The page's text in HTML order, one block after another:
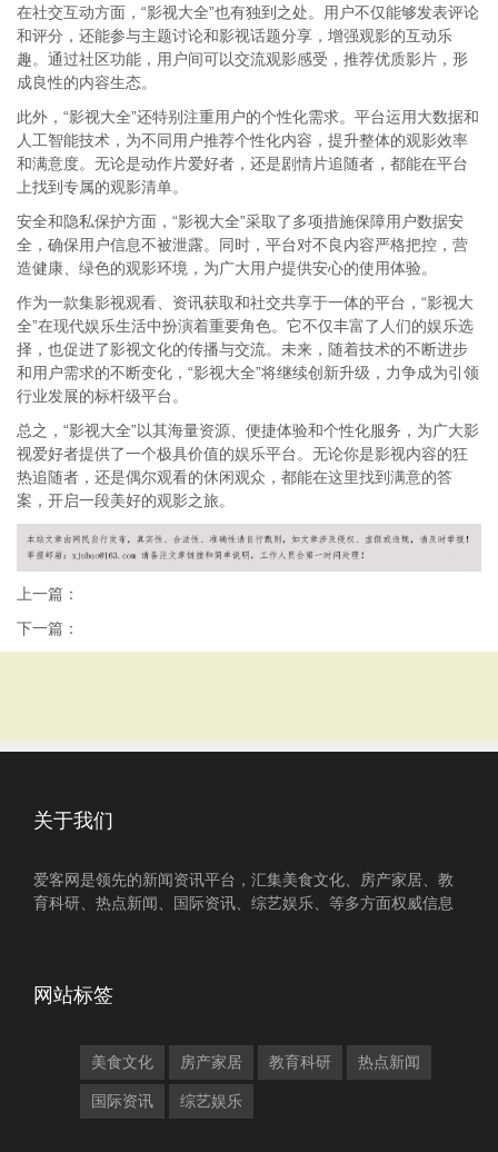
在社交互动方面，“影视大全”也有独到之处。用户不仅能够发表评论
和评分，还能参与主题讨论和影视话题分享，增强观影的互动乐
趣。通过社区功能，用户间可以交流观影感受，推荐优质影片，形
成良性的内容生态。
此外，“影视大全”还特别注重用户的个性化需求。平台运用大数据和
人工智能技术，为不同用户推荐个性化内容，提升整体的观影效率
和满意度。无论是动作片爱好者，还是剧情片追随者，都能在平台
上找到专属的观影清单。
安全和隐私保护方面，“影视大全”采取了多项措施保障用户数据安
全，确保用户信息不被泄露。同时，平台对不良内容严格把控，营
造健康、绿色的观影环境，为广大用户提供安心的使用体验。
作为一款集影视观看、资讯获取和社交共享于一体的平台，“影视大
全”在现代娱乐生活中扮演着重要角色。它不仅丰富了人们的娱乐选
择，也促进了影视文化的传播与交流。未来，随着技术的不断进步
和用户需求的不断变化，“影视大全”将继续创新升级，力争成为引领
行业发展的标杆级平台。
总之，“影视大全”以其海量资源、便捷体验和个性化服务，为广大影
视爱好者提供了一个极具价值的娱乐平台。无论你是影视内容的狂
热追随者，还是偶尔观看的休闲观众，都能在这里找到满意的答
案，开启一段美好的观影之旅。
上一篇：
下一篇：
关于我们
爱客网是领先的新闻资讯平台，汇集美食文化、房产家居、教
育科研、热点新闻、国际资讯、综艺娱乐、等多方面权威信息
网站标签
美食文化 房产家居 教育科研 热点新闻
国际资讯 综艺娱乐